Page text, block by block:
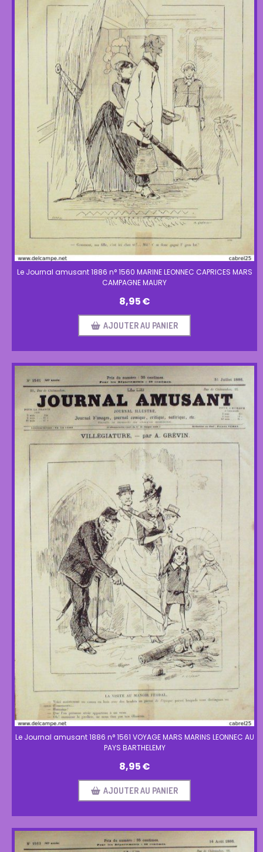
Le Journal amusant 1886 n° 1560 MARINE LEONNEC CAPRICES MARS
CAMPAGNE MAURY
8,95€
AJOUTER AU PANIER
Le Journal amusant 1886 n° 1561 VOYAGE MARS MARINS LEONNEC AU
PAYS BARTHELEMY
8,95€
AJOUTER AU PANIER